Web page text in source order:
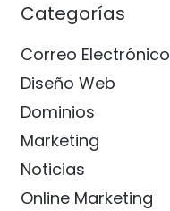
Categorías
Correo Electrónico
Diseño Web
Dominios
Marketing
Noticias
Online Marketing